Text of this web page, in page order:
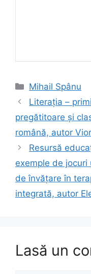
Categorii
Mihail Spânu
Literația –
pregătitoare și
română, autor
Resursă
exemple de
de învăţare în
integrată, autor
Lasă un